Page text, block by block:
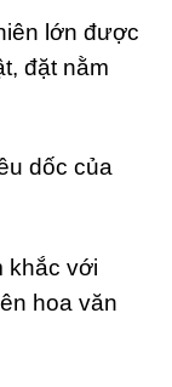
lớn được
đặt nằm
dốc của
khắc với
hoa văn